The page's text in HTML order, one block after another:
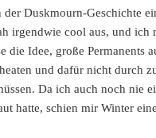
der Duskmourn-Geschichte
irgendwie cool aus, und ich
die Idee, große Permanents
und dafür nicht durch
Da ich auch noch nie
hatte, schien mir Winter